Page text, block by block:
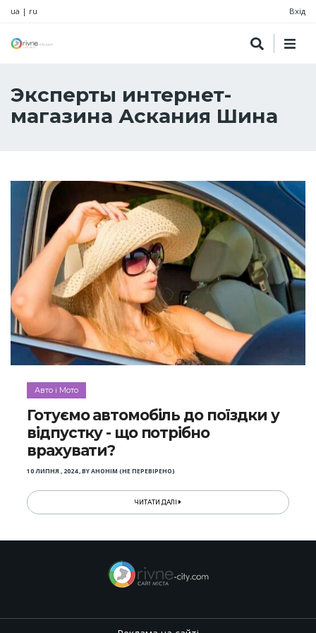
ua | ru Вхід
Эксперты интернет-
магазина Аскания Шина
Авто і Мото
Готуємо автомобіль до поїздки у
відпустку - що потрібно
врахувати?
10 ЛИПНЯ , 2024,BYАНОНІМ (НЕ ПЕРЕВІРЕНО)
ЧИТАТИ ДАЛІ